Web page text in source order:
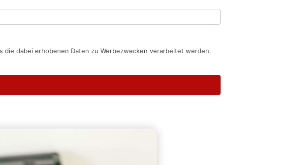
die dabei erhobenen Daten zu Werbezwecken verarbeitet werden.